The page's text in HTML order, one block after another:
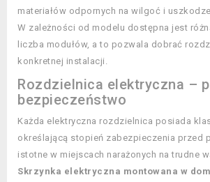
materiałów odpornych na wilgoć i
W zależności od modelu dostępna jest
liczba modułów, a to pozwala dobrać
konkretnej instalacji.
Rozdzielnica elektryczna –
bezpieczeństwo
Każda elektryczna rozdzielnica posiada
określającą stopień zabezpieczenia przed
istotne w miejscach narażonych na trudne
Skrzynka elektryczna montowana w